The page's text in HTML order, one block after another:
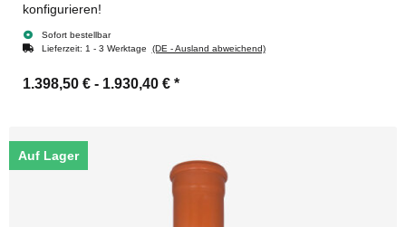
konfigurieren!
Sofort bestellbar
Lieferzeit: 1 - 3 Werktage (DE - Ausland abweichend)
1.398,50 € - 1.930,40 € *
Auf Lager